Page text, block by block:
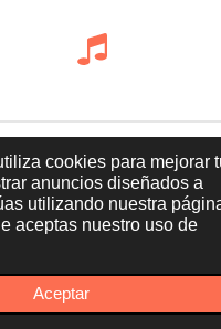
cookies para mejorar
anuncios diseñados a
utilizando nuestra
aceptas nuestro uso de
Aceptar
ritmo - clases de
Teléfono